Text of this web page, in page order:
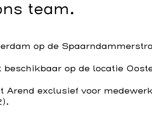
team.
op de
op de locatie
Arend exclusief voor